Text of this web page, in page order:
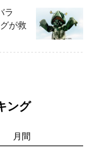
ラ
が救
ング
月間